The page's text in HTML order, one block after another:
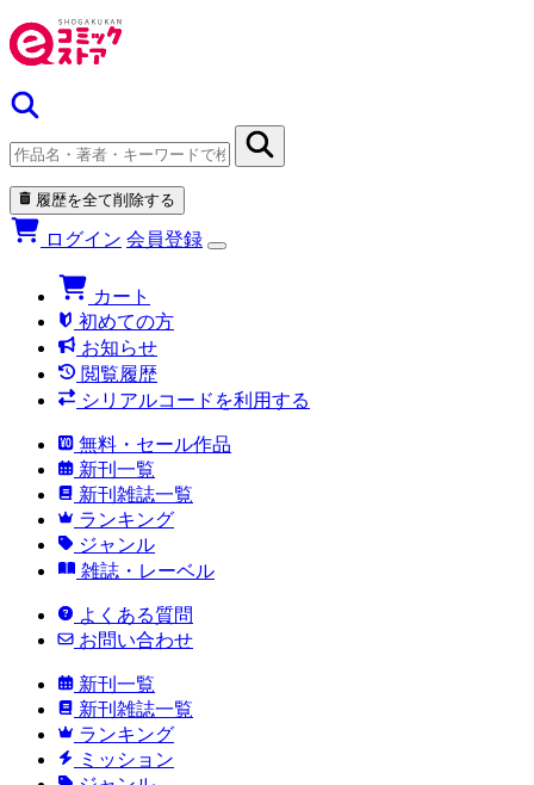
履歴を全て削除する
ログイン 会員登録
カート
初めての方
お知らせ
閲覧履歴
シリアルコードを利用する
無料・セール作品
新刊一覧
新刊雑誌一覧
ランキング
ジャンル
雑誌・レーベル
よくある質問
お問い合わせ
新刊一覧
新刊雑誌一覧
ランキング
ミッション